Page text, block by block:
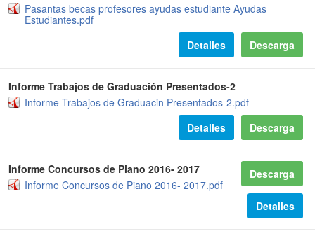
Pasantas becas profesores ayudas estudiante Ayudas
Estudiantes.pdf
Descarga
Detalles
Informe Trabajos de Graduación Presentados-2
Informe Trabajos de Graduacin Presentados-2.pdf
Descarga
Detalles
Informe Concursos de Piano 2016- 2017
Informe Concursos de Piano 2016- 2017.pdf
Descarga
Detalles